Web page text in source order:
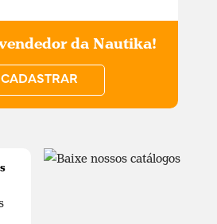
da Nautika!
CADASTRAR